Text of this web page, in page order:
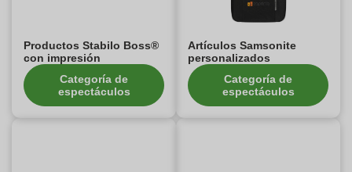
Productos Stabilo Boss®
con impresión
Categoría de
espectáculos
Artículos Samsonite
personalizados
Categoría de
espectáculos